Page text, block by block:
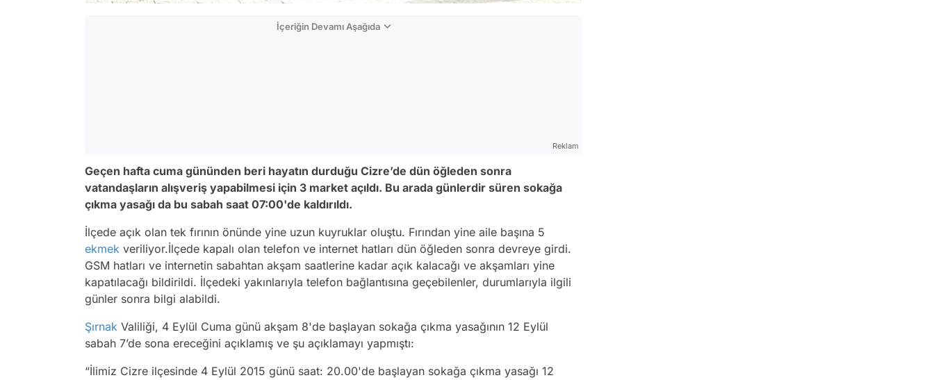
İçeriğin Devamı Aşağıda
Reklam
Geçen hafta cuma gününden beri hayatın durduğu Cizre’de dün öğleden sonra
vatandaşların alışveriş yapabilmesi için 3 market açıldı. Bu arada günlerdir süren sokağa
çıkma yasağı da bu sabah saat 07:00'de kaldırıldı.
İlçede açık olan tek fırının önünde yine uzun kuyruklar oluştu. Fırından yine aile başına 5
ekmek veriliyor.İlçede kapalı olan telefon ve internet hatları dün öğleden sonra devreye girdi.
GSM hatları ve internetin sabahtan akşam saatlerine kadar açık kalacağı ve akşamları yine
kapatılacağı bildirildi. İlçedeki yakınlarıyla telefon bağlantısına geçebilenler, durumlarıyla ilgili
günler sonra bilgi alabildi.
Şırnak Valiliği, 4 Eylül Cuma günü akşam 8'de başlayan sokağa çıkma yasağının 12 Eylül
sabah 7’de sona ereceğini açıklamış ve şu açıklamayı yapmıştı:
“İlimiz Cizre ilçesinde 4 Eylül 2015 günü saat: 20.00'de başlayan sokağa çıkma yasağı 12